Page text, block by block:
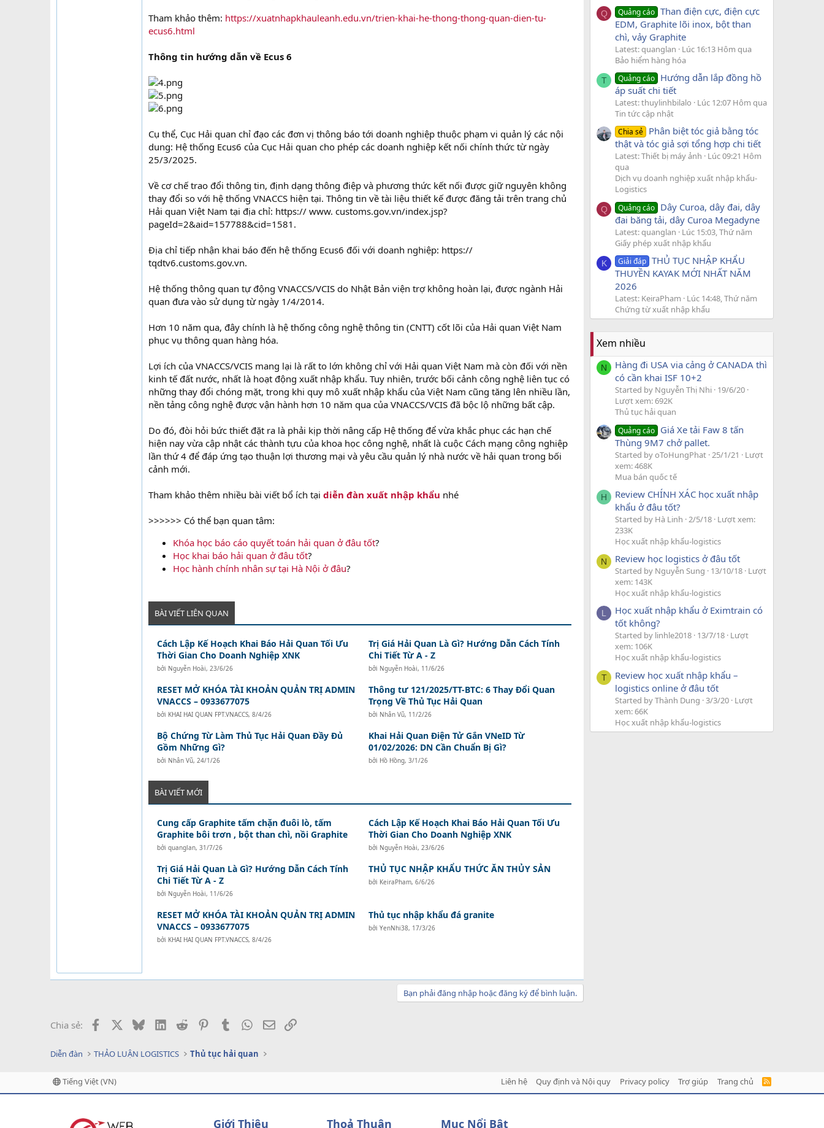
Tham khảo thêm: https://xuatnhapkhauleanh.edu.vn/trien-khai-he-thong-thong-quan-dien-tu-
ecus6.html
Thông tin hướng dẫn về Ecus 6
Cụ thể, Cục Hải quan chỉ đạo các đơn vị thông báo tới doanh nghiệp thuộc phạm vi quản lý các nội
dung: Hệ thống Ecus6 của Cục Hải quan cho phép các doanh nghiệp kết nối chính thức từ ngày
25/3/2025.
Về cơ chế trao đổi thông tin, định dạng thông điệp và phương thức kết nối được giữ nguyên không
thay đổi so với hệ thống VNACCS hiện tại. Thông tin về tài liệu thiết kế được đăng tải trên trang chủ
Hải quan Việt Nam tại địa chỉ: https:// www. customs.gov.vn/index.jsp?
pageId=2&aid=157788&cid=1581.
Địa chỉ tiếp nhận khai báo đến hệ thống Ecus6 đối với doanh nghiệp: https://
tqdtv6.customs.gov.vn.
Hệ thống thông quan tự động VNACCS/VCIS do Nhật Bản viện trợ không hoàn lại, được ngành Hải
quan đưa vào sử dụng từ ngày 1/4/2014.
Hơn 10 năm qua, đây chính là hệ thống công nghệ thông tin (CNTT) cốt lõi của Hải quan Việt Nam
phục vụ thông quan hàng hóa.
Lợi ích của VNACCS/VCIS mang lại là rất to lớn không chỉ với Hải quan Việt Nam mà còn đối với nền
kinh tế đất nước, nhất là hoạt động xuất nhập khẩu. Tuy nhiên, trước bối cảnh công nghệ liên tục có
những thay đổi chóng mặt, trong khi quy mô xuất nhập khẩu của Việt Nam cũng tăng lên nhiều lần,
nền tảng công nghệ được vận hành hơn 10 năm qua của VNACCS/VCIS đã bộc lộ những bất cập.
Do đó, đòi hỏi bức thiết đặt ra là phải kịp thời nâng cấp Hệ thống để vừa khắc phục các hạn chế
hiện nay vừa cập nhật các thành tựu của khoa học công nghệ, nhất là cuộc Cách mạng công nghiệp
lần thứ 4 để đáp ứng tạo thuận lợi thương mại và yêu cầu quản lý nhà nước về hải quan trong bối
cảnh mới.
Tham khảo thêm nhiều bài viết bổ ích tại diễn đàn xuất nhập khẩu nhé
>>>>>> Có thể bạn quan tâm:
Khóa học báo cáo quyết toán hải quan ở đâu tốt?
Học khai báo hải quan ở đâu tốt?
Học hành chính nhân sự tại Hà Nội ở đâu?
BÀI VIẾT LIÊN QUAN
Cách Lập Kế Hoạch Khai Báo Hải Quan Tối Ưu
Thời Gian Cho Doanh Nghiệp XNK
bởi Nguyễn Hoài, 23/6/26
Trị Giá Hải Quan Là Gì? Hướng Dẫn Cách Tính
Chi Tiết Từ A - Z
bởi Nguyễn Hoài, 11/6/26
RESET MỞ KHÓA TÀI KHOẢN QUẢN TRỊ ADMIN
VNACCS – 0933677075
bởi KHAI HAI QUAN FPT.VNACCS, 8/4/26
Thông tư 121/2025/TT-BTC: 6 Thay Đổi Quan
Trọng Về Thủ Tục Hải Quan
bởi Nhân Vũ, 11/2/26
Bộ Chứng Từ Làm Thủ Tục Hải Quan Đầy Đủ
Gồm Những Gì?
bởi Nhân Vũ, 24/1/26
Khai Hải Quan Điện Tử Gắn VNeID Từ
01/02/2026: DN Cần Chuẩn Bị Gì?
bởi Hồ Hồng, 3/1/26
BÀI VIẾT MỚI
Cung cấp Graphite tấm chặn đuôi lò, tấm
Graphite bôi trơn , bột than chì, nồi Graphite
bởi quanglan, 31/7/26
Cách Lập Kế Hoạch Khai Báo Hải Quan Tối Ưu
Thời Gian Cho Doanh Nghiệp XNK
bởi Nguyễn Hoài, 23/6/26
Trị Giá Hải Quan Là Gì? Hướng Dẫn Cách Tính
Chi Tiết Từ A - Z
bởi Nguyễn Hoài, 11/6/26
THỦ TỤC NHẬP KHẨU THỨC ĂN THỦY SẢN
bởi KeiraPham, 6/6/26
RESET MỞ KHÓA TÀI KHOẢN QUẢN TRỊ ADMIN
VNACCS – 0933677075
bởi KHAI HAI QUAN FPT.VNACCS, 8/4/26
Thủ tục nhập khẩu đá granite
bởi YenNhi38, 17/3/26
Bạn phải đăng nhập hoặc đăng ký để bình luận.
Chia sẻ: Facebook BlueskyLinkedIn
Reddit PinterestTumblr WhatsApp
EmailLink
Q Quảng cáo Than điện cực, điện cực
EDM, Graphite lõi inox, bột than
chì, vảy Graphite
Latest: quanglan
Lúc 16:13 Hôm qua
Bảo hiểm hàng hóa
T Quảng cáo Hướng dẫn lắp đồng hồ
áp suất chi tiết
Latest: thuylinhbilalo
Lúc 12:07 Hôm qua
Tin tức cập nhật
Chia sẻ Phân biệt tóc giả bằng tóc
thật và tóc giả sợi tổng hợp chi tiết
Latest: Thiết bị máy ảnh
Lúc 09:21 Hôm
qua
Dịch vụ doanh nghiệp xuất nhập khẩu-
Logistics
Q Quảng cáo Dây Curoa, dây đai, dây
đai băng tải, dây Curoa Megadyne
Latest: quanglan
Lúc 15:03, Thứ năm
Giấy phép xuất nhập khẩu
K Giải đáp THỦ TỤC NHẬP KHẨU
THUYỀN KAYAK MỚI NHẤT NĂM
2026
Latest: KeiraPham
Lúc 14:48, Thứ năm
Chứng từ xuất nhập khẩu
Xem nhiều
N
Hàng đi USA via cảng ở CANADA thì
có cần khai ISF 10+2
Started by Nguyễn Thị Nhi 19/6/20
Lượt xem: 692K
Thủ tục hải quan
Quảng cáo Giá Xe tải Faw 8 tấn
Thùng 9M7 chở pallet.
Started by oToHungPhat 25/1/21
Lượt
xem: 468K
Mua bán quốc tế
H
Review CHÍNH XÁC học xuất nhập
khẩu ở đâu tốt?
Started by Hà Linh 2/5/18 Lượt xem:
233K
Học xuất nhập khẩu-logistics
N Review học logistics ở đâu tốt
Started by Nguyễn Sung 13/10/18 Lượt
xem: 143K
Học xuất nhập khẩu-logistics
L
Học xuất nhập khẩu ở Eximtrain có
tốt không?
Started by linhle2018 13/7/18 Lượt
xem: 106K
Học xuất nhập khẩu-logistics
T
Review học xuất nhập khẩu –
logistics online ở đâu tốt
Started by Thành Dung 3/3/20 Lượt
xem: 66K
Học xuất nhập khẩu-logistics
Diễn đàn THẢO LUẬN LOGISTICS Thủ tục hải quan
Tiếng Việt (VN) Liên hệ Quy định và Nội quy Privacy policy Trợ giúp Trang chủ
R
Giới Thiệu Thoả Thuận Mục Nổi Bật